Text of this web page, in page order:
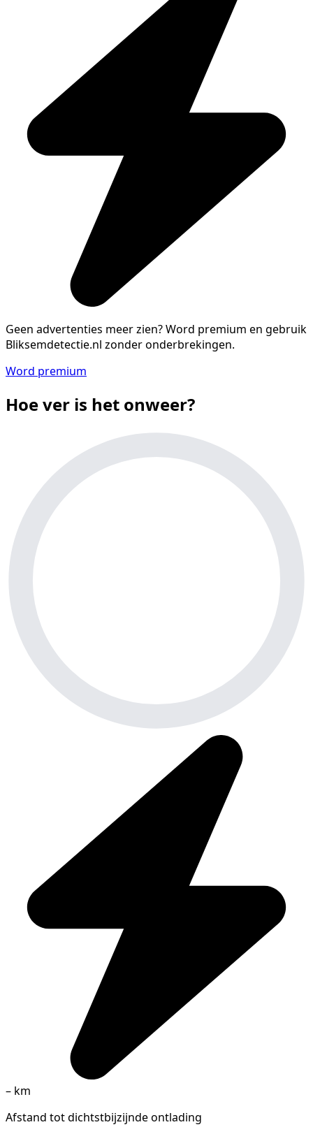
Geen advertenties meer zien?Word premium en gebruik
Bliksemdetectie.nl zonder onderbrekingen.
Word premium
Hoe ver is het onweer?
– km
Afstand tot dichtstbijzijnde ontlading